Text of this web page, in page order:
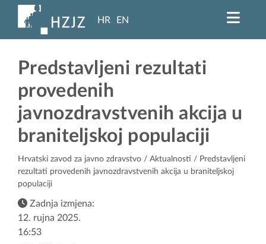
HR EN
Predstavljeni rezultati
provedenih
javnozdravstvenih akcija u
braniteljskoj populaciji
Hrvatski zavod za javno zdravstvo / Aktualnosti / Predstavljeni
rezultati provedenih javnozdravstvenih akcija u braniteljskoj
populaciji
Zadnja izmjena:
12. rujna 2025.
16:53